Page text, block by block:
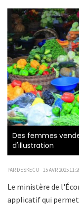
Des femmes
d'illustration
PAR DESKECO - 15 AVR 2025
Le ministère de
applicatif qui permet